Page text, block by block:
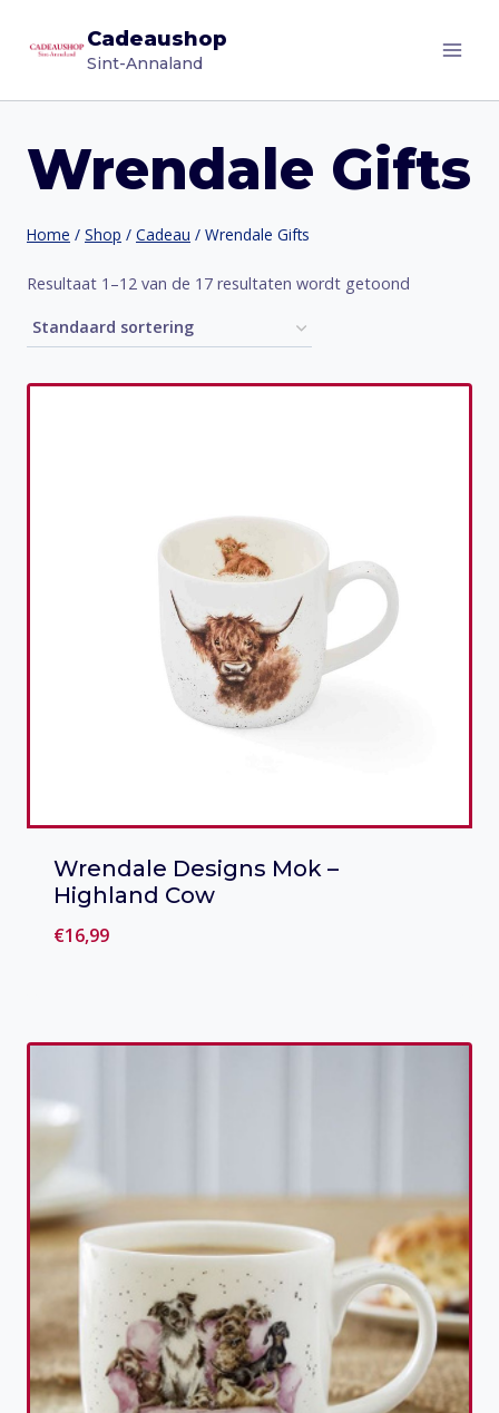
naar
Cadeaushop
Sint-Annaland
Wrendale Gifts
Home / Shop / Cadeau / Wrendale Gifts
Resultaat 1–12 van de 17 resultaten wordt getoond
Wrendale Designs Mok –
Highland Cow
€16,99